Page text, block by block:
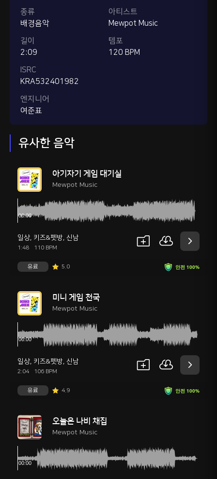
종류
배경음악
길이
2:09
ISRC
KRA532401982
엔지니어
여준표
아티스트
Mewpot Music
템포
120 BPM
유사한 음악
아기자기 게임 대기실
Mewpot Music
일상, 키즈&펫방, 신남
1:48 110 BPM
안전 100%
유료 5.0
미니 게임 천국
Mewpot Music
일상, 키즈&펫방, 신남
2:04 106 BPM
안전 100%
유료 4.9
오늘은 나비 채집
Mewpot Music